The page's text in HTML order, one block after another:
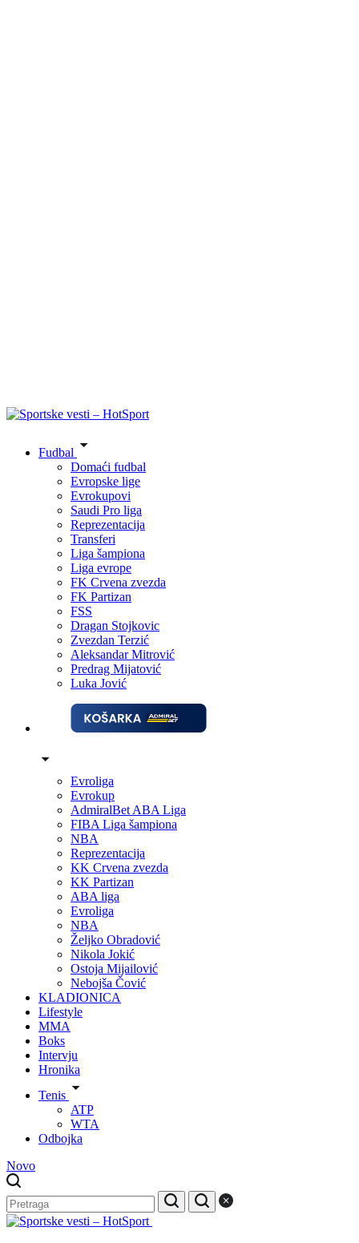
Fudbal
Domaći fudbal
Evropske lige
Evrokupovi
Saudi Pro liga
Reprezentacija
Transferi
Liga šampiona
Liga evrope
FK Crvena zvezda
FK Partizan
FSS
Dragan Stojkovic
Zvezdan Terzić
Aleksandar Mitrović
Predrag Mijatović
Luka Jović
Evroliga
Evrokup
AdmiralBet ABA Liga
FIBA Liga šampiona
NBA
Reprezentacija
KK Crvena zvezda
KK Partizan
ABA liga
Evroliga
NBA
Željko Obradović
Nikola Jokić
Ostoja Mijailović
Nebojša Čović
KLADIONICA
Lifestyle
MMA
Boks
Intervju
Hronika
Tenis
ATP
WTA
Odbojka
Novo